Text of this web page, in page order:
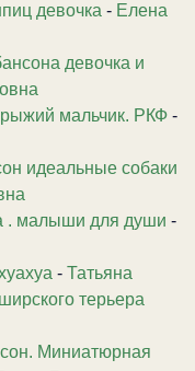
девочка - Елена
девочка и
мальчик. РКФ -
идеальные собаки
. малыши для души -
- Татьяна
терьера
Миниатюрная